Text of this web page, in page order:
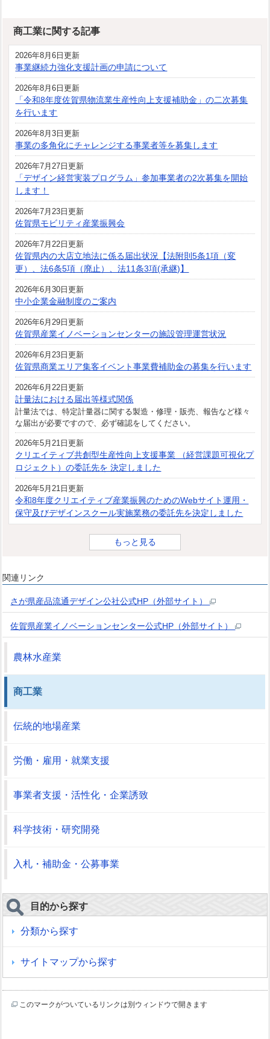
商工業に関する記事
2026年8月6日更新
事業継続力強化支援計画の申請について
2026年8月6日更新
「令和8年度佐賀県物流業生産性向上支援補助金」の二次募集
を行います
2026年8月3日更新
事業の多角化にチャレンジする事業者等を募集します
2026年7月27日更新
「デザイン経営実装プログラム」参加事業者の2次募集を開始
します！
2026年7月23日更新
佐賀県モビリティ産業振興会
2026年7月22日更新
佐賀県内の大店立地法に係る届出状況【法附則5条1項（変
更）、法6条5項（廃止）、法11条3項(承継)】
2026年6月30日更新
中小企業金融制度のご案内
2026年6月29日更新
佐賀県産業イノベーションセンターの施設管理運営状況
2026年6月23日更新
佐賀県商業エリア集客イベント事業費補助金の募集を行います
2026年6月22日更新
計量法における届出等様式関係
計量法では、特定計量器に関する製造・修理・販売、報告など様々
な届出が必要ですので、必ず確認をしてください。
2026年5月21日更新
クリエイティブ共創型生産性向上支援事業 （経営課題可視化プ
ロジェクト）の委託先を 決定しました
2026年5月21日更新
令和8年度クリエイティブ産業振興のためのWebサイト運用・
保守及びデザインスクール実施業務の委託先を決定しました
もっと見る
関連リンク
さが県産品流通デザイン公社公式HP（外部サイト）
佐賀県産業イノベーションセンター公式HP（外部サイト）
農林水産業
商工業
伝統的地場産業
労働・雇用・就業支援
事業者支援・活性化・企業誘致
科学技術・研究開発
入札・補助金・公募事業
目的から探す
分類から探す
サイトマップから探す
このマークがついているリンクは別ウィンドウで開きます